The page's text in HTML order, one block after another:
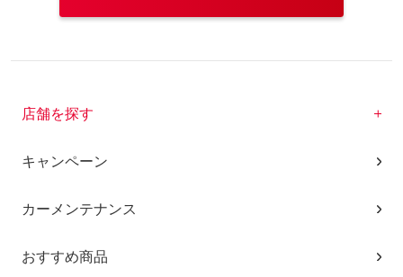
店舗を探す
キャンペーン
カーメンテナンス
おすすめ商品